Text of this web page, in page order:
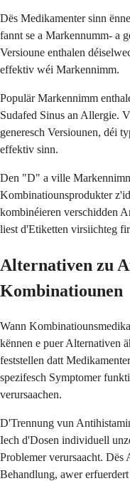
Dës Medikamenter sinn
fannt se a Markennumm- a
Versioune enthalen
effektiv wéi Markennimm.
Populär Markennimm
Sudafed Sinus an Allergie.
generesch Versiounen, déi
effektiv sinn.
Den "D" a ville
Kombinatiounsprodukter
kombinéieren verschidden
liest d'Etiketten virsiichteg
Alternativen zu
Kombinatiounen
Wann
kënnen e puer Alternativen
feststellen datt
spezifesch Symptomer
verursaachen.
D'Trennung vun
Iech d'Dosen individuell
Problemer verursaacht.
Behandlung, awer